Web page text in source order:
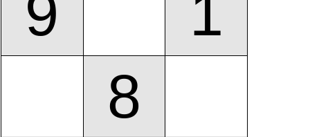
9
1
8